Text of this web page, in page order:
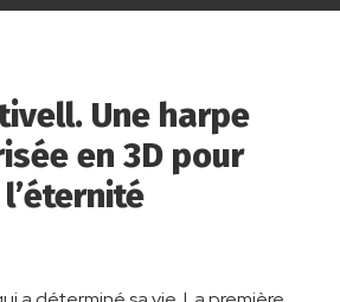
Une harpe
en 3D pour
l’éternité